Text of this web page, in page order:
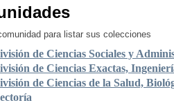
para listar sus colecciones
de Ciencias Sociales y
de Ciencias Exactas,
de Ciencias de la Salud,